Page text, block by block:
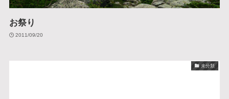
お祭り
2011/09/20
未分類